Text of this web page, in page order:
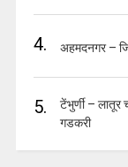
4. अहमदनगर –
5.
टेंभुर्णी – लातूर
गडकरी